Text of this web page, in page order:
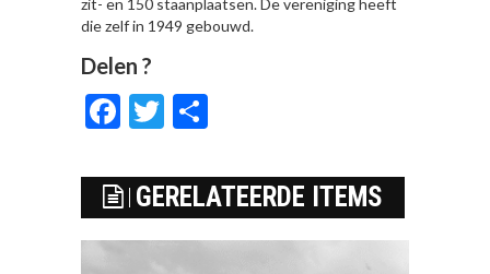
die zelf in 1949 gebouwd.
Delen ?
Facebook
Twitter
GERELATEERDE ITEMS